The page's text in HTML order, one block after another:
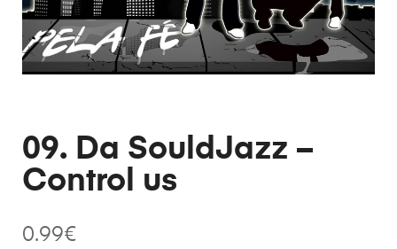
09. Da SouldJazz –
Control us
0.99€